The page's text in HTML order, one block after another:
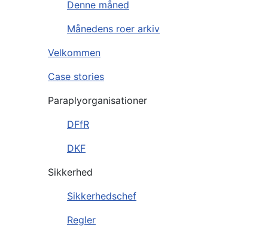
Denne måned
Månedens roer arkiv
Velkommen
Case stories
Paraplyorganisationer
DFfR
DKF
Sikkerhed
Sikkerhedschef
Regler